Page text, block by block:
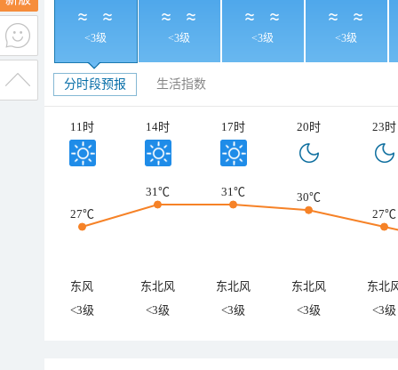
<3级 <3级 <3级 <3级
分时段预报 生活指数
11时 14时 17时 20时 23时
27℃
31℃ 31℃
30℃
27℃
东风 东北风 东北风 东北风
东北
<3级
<3级 <3级 <3级 <3级